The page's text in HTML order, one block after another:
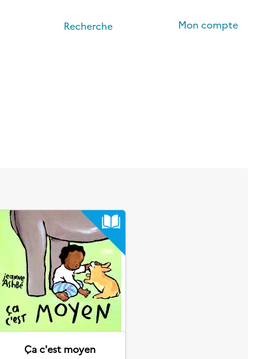
Recherche Mon compte
Ça c'est moyen